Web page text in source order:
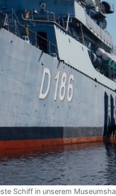
Schiff in unserem